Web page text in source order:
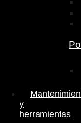
y
herramientas